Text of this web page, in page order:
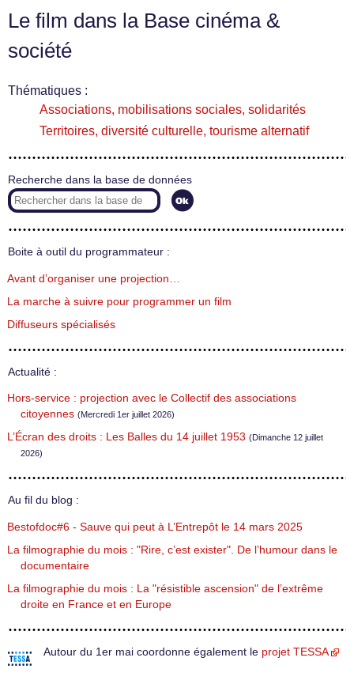
Le film dans la Base cinéma &
société
Thématiques :
Associations, mobilisations sociales, solidarités
Territoires, diversité culturelle, tourisme alternatif
Recherche dans la base de données
Boite à outil du programmateur :
Avant d’organiser une projection…
La marche à suivre pour programmer un film
Diffuseurs spécialisés
Actualité :
Hors-service : projection avec le Collectif des associations
citoyennes (Mercredi 1er juillet 2026)
L’Écran des droits : Les Balles du 14 juillet 1953 (Dimanche 12 juillet
2026)
Au fil du blog :
Bestofdoc#6 - Sauve qui peut à L’Entrepôt le 14 mars 2025
La filmographie du mois : "Rire, c’est exister". De l’humour dans le
documentaire
La filmographie du mois : La "résistible ascension" de l’extrême
droite en France et en Europe
Autour du 1er mai coordonne également le projet TESSA